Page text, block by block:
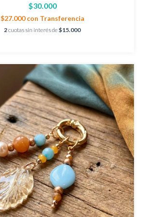
$30.000
$27.000con Transferencia
2cuotas sin interés de$15.000